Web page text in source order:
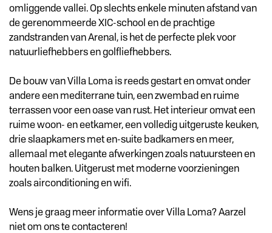
omliggende vallei. Op slechts enkele minuten afstand van
de gerenommeerde XIC-school en de prachtige
zandstranden van Arenal, is het de perfecte plek voor
natuurliefhebbers en golfliefhebbers.
De bouw van Villa Loma is reeds gestart en omvat onder
andere een mediterrane tuin, een zwembad en ruime
terrassen voor een oase van rust. Het interieur omvat een
ruime woon- en eetkamer, een volledig uitgeruste keuken,
drie slaapkamers met en-suite badkamers en meer,
allemaal met elegante afwerkingen zoals natuursteen en
houten balken. Uitgerust met moderne voorzieningen
zoals airconditioning en wifi.
Wens je graag meer informatie over Villa Loma? Aarzel
niet om ons te contacteren!